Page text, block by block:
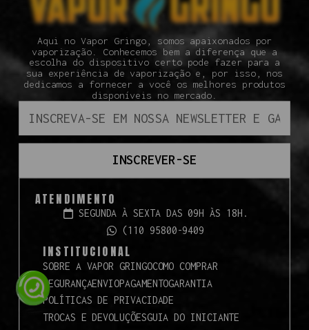
Aqui no Vapor Gringo, somos apaixonados por
vaporização. Conhecemos bem a diferença que a
escolha do dispositivo certo pode fazer para a
sua experiência de vaporização e, por isso, nos
dedicamos a fornecer a você os melhores produtos
disponíveis no mercado.
INSCREVER-SE
ATENDIMENTO
SEGUNDA À SEXTA DAS 09H ÀS 18H.
(110 95800-9409
INSTITUCIONAL
SOBRE A VAPOR GRINGOCOMO COMPRAR
SEGURANÇAENVIOPAGAMENTOGARANTIA
POLÍTICAS DE PRIVACIDADE
TROCAS E DEVOLUÇÕESGUIA DO INICIANTE